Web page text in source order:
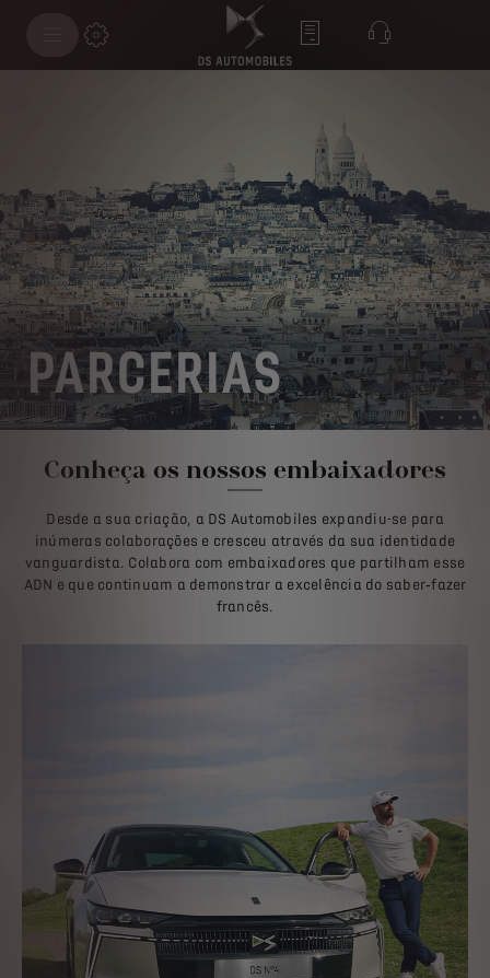
PARCERIAS
Conheça os nossos embaixadores
Desde a sua criação, a DS Automobiles expandiu-se para
inúmeras colaborações e cresceu através da sua identidade
vanguardista. Colabora com embaixadores que partilham esse
ADN e que continuam a demonstrar a excelência do saber‑fazer
francês.